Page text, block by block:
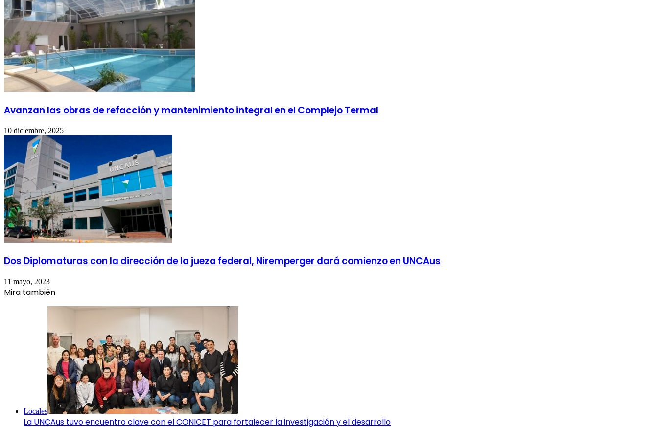
Avanzan las obras de refacción y mantenimiento integral en el Complejo Termal
10 diciembre, 2025
Dos Diplomaturas con la dirección de la jueza federal, Niremperger dará comienzo en UNCAus
11 mayo, 2023
Mira también
Locales
La UNCAus tuvo encuentro clave con el CONICET para fortalecer la investigación y el desarrollo